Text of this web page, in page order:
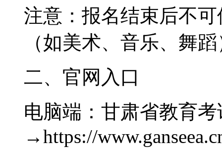
注意‌：报名结束后不
（如美术、音乐、舞
二、官网入口
电脑端‌：甘肃省教育
→https://